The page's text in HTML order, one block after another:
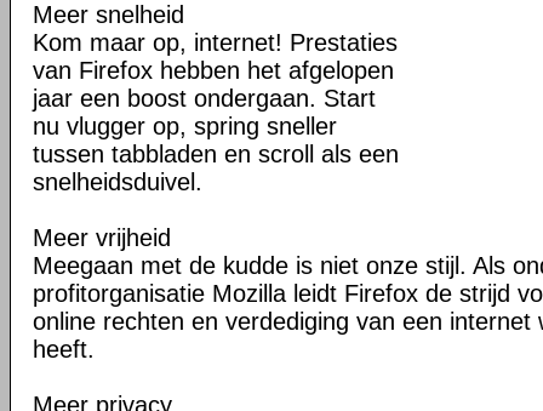
Meer snelheid
Kom maar op, internet! Prestaties
van Firefox hebben het afgelopen
jaar een boost ondergaan. Start
nu vlugger op, spring sneller
tussen tabbladen en scroll als een
snelheidsduivel.
Meer vrijheid
Meegaan met de kudde is niet onze stijl. Als
profitorganisatie Mozilla leidt Firefox de strijd
online rechten en verdediging van een internet
heeft.
Meer privacy